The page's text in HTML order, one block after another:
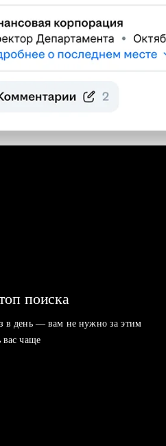
поиска
в день — вам не нужно за этим
вас чаще